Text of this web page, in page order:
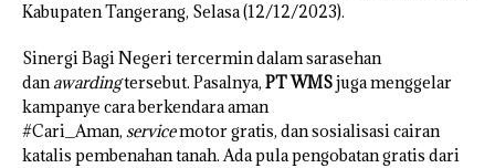
Kabupaten Tangerang, Selasa (12/12/2023).
Sinergi Bagi Negeri tercermin dalam sarasehan
danawardingtersebut. Pasalnya, PT WMSjuga menggelar
kampanye cara berkendara aman
#Cari_Aman, servicemotor gratis, dan sosialisasi cairan
katalis pembenahan tanah. Ada pula pengobatan gratis dari